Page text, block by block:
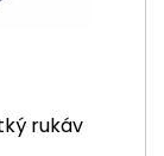
rukáv